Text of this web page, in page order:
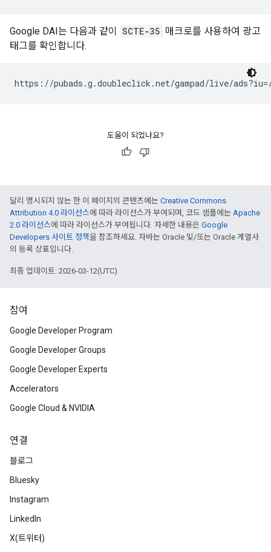
Google DAI는 다음과 같이 SCTE-35 매크로를 사용하여 광고
태그를 확인합니다.
도움이 되었나요?
달리 명시되지 않는 한 이 페이지의 콘텐츠에는 Creative Commons
Attribution 4.0 라이선스에 따라 라이선스가 부여되며, 코드 샘플에는 Apache
2.0 라이선스에 따라 라이선스가 부여됩니다. 자세한 내용은 Google
Developers 사이트 정책을 참조하세요. 자바는 Oracle 및/또는 Oracle 계열사
의 등록 상표입니다.
최종 업데이트: 2026-03-12(UTC)
참여
Google Developer Program
Google Developer Groups
Google Developer Experts
Accelerators
Google Cloud & NVIDIA
연결
블로그
Bluesky
Instagram
LinkedIn
X(트위터)